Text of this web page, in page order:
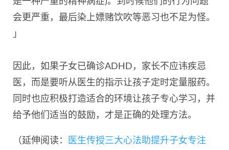
会更严重，最后染上嫖赌饮吹等恶习也不足为怪。
」
因此，如果子女已确诊ADHD，家长不应讳疾忌
医，而是要听从医生的指示让孩子定时定量服药。
同时也应积极打造适合的环境让孩子专心学习，并
给予他们适当的鼓励，才是正确的处理方法。
（延伸阅读：
医生传授三大心法助提升子女专注